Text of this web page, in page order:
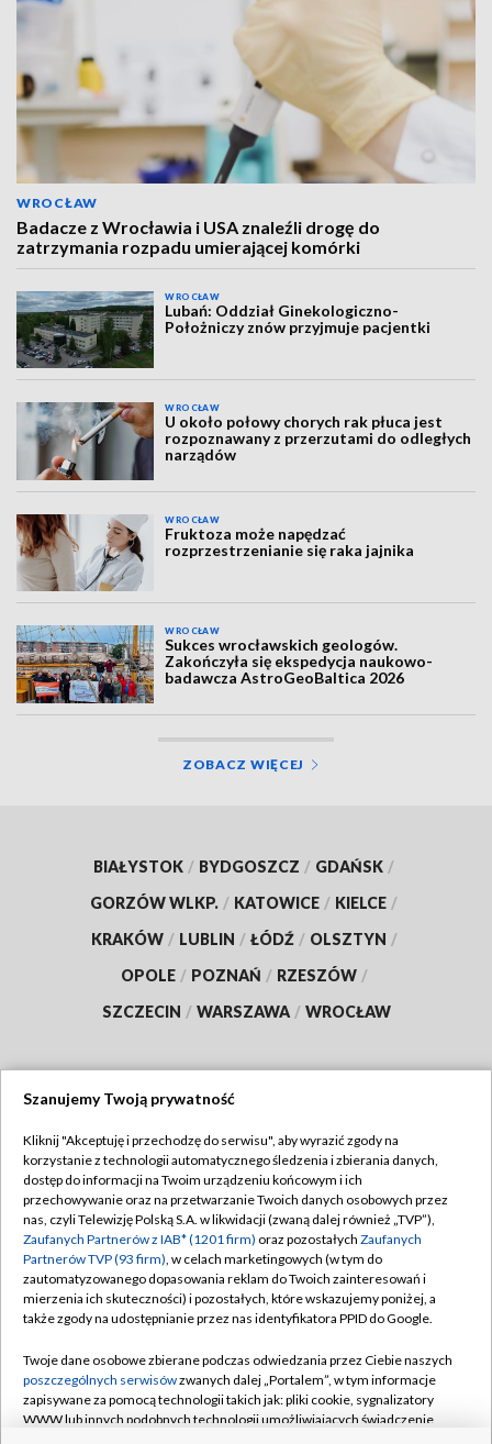
WROCŁAW
Badacze z Wrocławia i USA znaleźli drogę do
zatrzymania rozpadu umierającej komórki
WROCŁAW
Lubań: Oddział Ginekologiczno-
Położniczy znów przyjmuje pacjentki
WROCŁAW
U około połowy chorych rak płuca jest
rozpoznawany z przerzutami do odległych
narządów
WROCŁAW
Fruktoza może napędzać
rozprzestrzenianie się raka jajnika
WROCŁAW
Sukces wrocławskich geologów.
Zakończyła się ekspedycja naukowo-
badawcza AstroGeoBaltica 2026
ZOBACZ WIĘCEJ
BIAŁYSTOK / BYDGOSZCZ / GDAŃSK /
GORZÓW WLKP. / KATOWICE / KIELCE /
KRAKÓW / LUBLIN / ŁÓDŹ / OLSZTYN /
OPOLE / POZNAŃ / RZESZÓW /
SZCZECIN / WARSZAWA / WROCŁAW
TVP
Abonament TVP
Emisja w TVP
Centrum informacji TVP
Naziemna Telewizja Cyfrowa
Rada Programowa
System NOS
Regulamin TVP
Polityka prywatności
Moje zgody
Pomoc
Kontakt
Szanujemy Twoją prywatność
Kliknij "Akceptuję i przechodzę do serwisu", aby wyrazić zgody na
korzystanie z technologii automatycznego śledzenia i zbierania danych,
dostęp do informacji na Twoim urządzeniu końcowym i ich
przechowywanie oraz na przetwarzanie Twoich danych osobowych przez
nas, czyli Telewizję Polską S.A. w likwidacji (zwaną dalej również „TVP”),
Zaufanych Partnerów z IAB* (1201 firm) oraz pozostałych Zaufanych
Partnerów TVP (93 firm), w celach marketingowych (w tym do
zautomatyzowanego dopasowania reklam do Twoich zainteresowań i
mierzenia ich skuteczności) i pozostałych, które wskazujemy poniżej, a
także zgody na udostępnianie przez nas identyfikatora PPID do Google.
Twoje dane osobowe zbierane podczas odwiedzania przez Ciebie naszych
poszczególnych serwisówzwanych dalej „Portalem”, w tym informacje
zapisywane za pomocą technologii takich jak: pliki cookie, sygnalizatory
WWW lub innych podobnych technologii umożliwiających świadczenie